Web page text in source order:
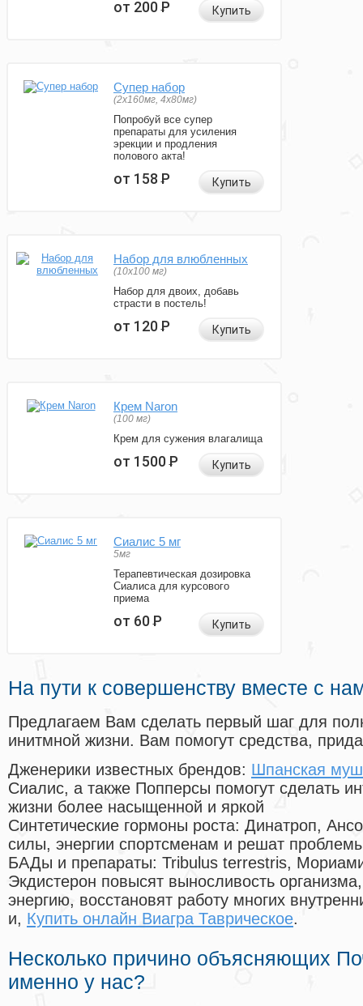
от 200Р Купить
Супер набор
(2х160мг, 4х80мг)
Попробуй все супер
препараты для усиления
эрекции и продления
полового акта!
от 158Р Купить
Набор для влюбленных
(10х100 мг)
Набор для двоих, добавь
страсти в постель!
от 120Р Купить
Крем Naron
(100 мг)
Крем для сужения влагалища
от 1500Р Купить
Сиалис 5 мг
5мг
Терапевтическая дозировка
Сиалиса для курсового
приема
от 60Р Купить
На пути к совершенству вместе с
Предлагаем Вам сделать первый шаг для
инитмной жизни. Вам помогут средства,
Дженерики известных брендов: Шпанская
Сиалис, а также Попперсы помогут сделать
жизни более насыщенной и яркой
Синтетические гормоны роста: Динатроп,
силы, энергии спортсменам и решат
БАДы и препараты: Tribulus terrestris,
Экдистерон повысят выносливость
энергию, восстановят работу многих
и, Купить онлайн Виагра Таврическое.
Несколько причино объясняющих
именно у нас?